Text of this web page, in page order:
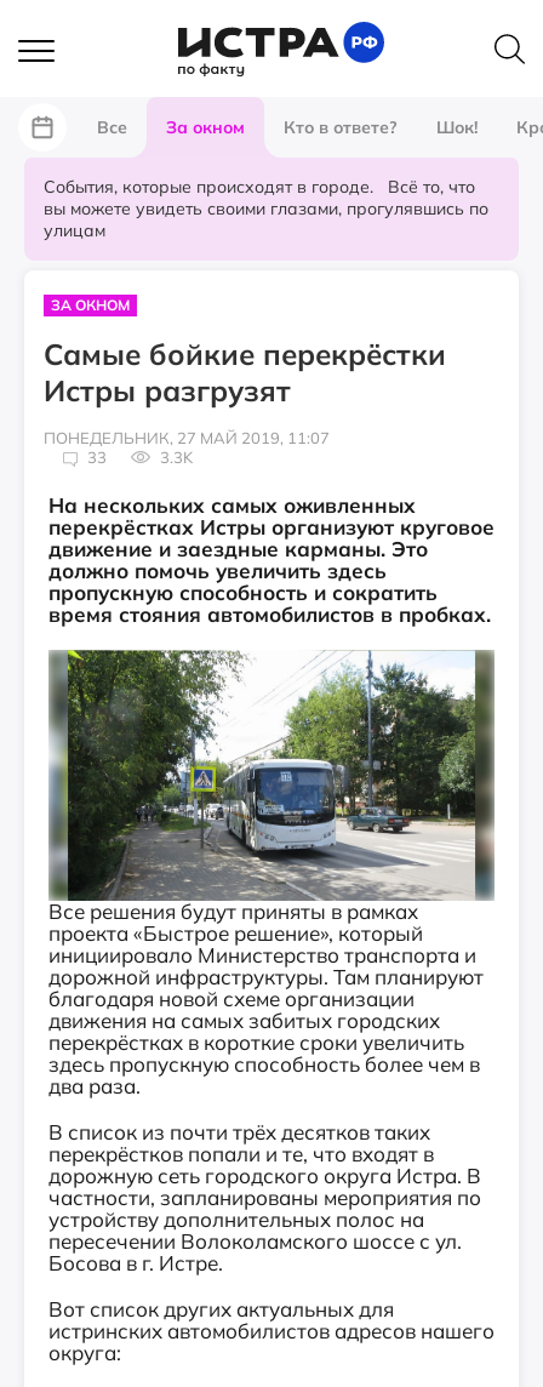
Все За окном Кто в ответе? Шок!
События, которые происходят в городе. Всё то, что
вы можете увидеть своими глазами, прогулявшись по
улицам
ЗА ОКНОМ
Самые бойкие перекрёстки
Истры разгрузят
ПОНЕДЕЛЬНИК, 27 МАЙ 2019, 11:07
33
3.3K
На нескольких самых оживленных
перекрёстках Истры организуют круговое
движение и заездные карманы. Это
должно помочь увеличить здесь
пропускную способность и сократить
время стояния автомобилистов в пробках.
Все решения будут приняты в рамках
проекта «Быстрое решение», который
инициировало Министерство транспорта и
дорожной инфраструктуры. Там планируют
благодаря новой схеме организации
движения на самых забитых городских
перекрёстках в короткие сроки увеличить
здесь пропускную способность более чем в
два раза.
В список из почти трёх десятков таких
перекрёстков попали и те, что входят в
дорожную сеть городского округа Истра. В
частности, запланированы мероприятия по
устройству дополнительных полос на
пересечении Волоколамского шоссе с ул.
Босова в г. Истре.
Вот список других актуальных для
истринских автомобилистов адресов нашего
округа: